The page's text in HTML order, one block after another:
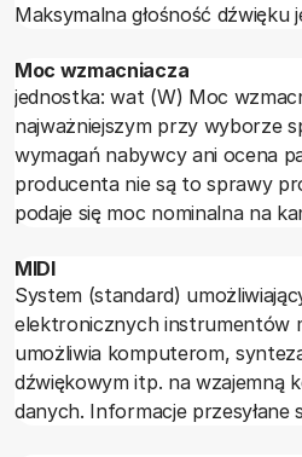
Maksymalna głośność dźwięku
w energię akustyczną, a także
mechanicznej kolumny, od
zakresu wychyleń membran,
reflexu czy też wielkości membrany
kupować wzmacniacza o mocy
producent kolumn. Oprócz mocy nominalnej podaje się
wartości.
Moc wzmacniacza
jednostka: wat (W) Moc wzmacniacza jest parametrem
najważniejszym przy wyborze
wymagań nabywcy ani ocena
producenta nie są to sprawy proste
podaje się moc nominalna na
też moc na obciążeniu 4 omów.
zerowej impedancji wyjściowej powinna ona być dwa razy
większa niż na 8 omach.
wzmacniaczach zadowalającym
na 4 omach jest o 50-70
omach. Wszelkie informacje o mocy chwilowej,
MIDI
System (standard)
elektronicznych instrumentów
umożliwia komputerom,
dźwiękowym itp. na wzajemną
danych. Informacje przesyłane